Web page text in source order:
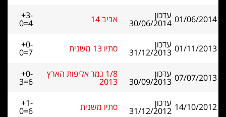
01/06/2014 עדכון
30/06/2014 אביב 14 +3-
0=4
01/11/2013 עדכון
31/12/2013 סתיו 13 משנית +0-
0=7
07/07/2013 עדכון
30/09/2013
1/8 גמר אליפות הארץ
2013
+0-
3=6
14/10/2012 עדכון
31/12/2012 סתיו משנית +1-
0=6